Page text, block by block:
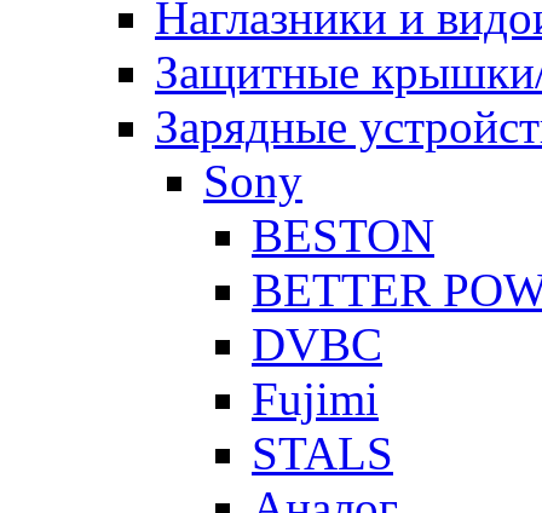
Наглазники и
Защитные
Зарядные
Sony
BESTON
BETTER
DVBC
Fujimi
STALS